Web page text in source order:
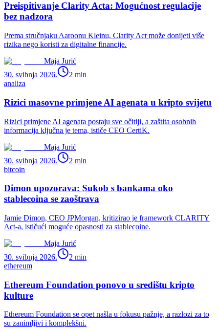
Preispitivanje Clarity Acta: Mogućnost regulacije
bez nadzora
Prema stručnjaku Aaroonu Kleinu, Clarity Act može donijeti više
rizika nego koristi za digitalne financije.
Maja Jurić
30. svibnja 2026.
2 min
analiza
Rizici masovne primjene AI agenata u kripto svijetu
Rizici primjene AI agenata postaju sve očitiji, a zaštita osobnih
informacija ključna je tema, ističe CEO CertiK.
Maja Jurić
30. svibnja 2026.
2 min
bitcoin
Dimon upozorava: Sukob s bankama oko
stablecoina se zaoštrava
Jamie Dimon, CEO JPMorgan, kritizirao je framework CLARITY
Act-a, ističući moguće opasnosti za stablecoine.
Maja Jurić
30. svibnja 2026.
2 min
ethereum
Ethereum Foundation ponovo u središtu kripto
kulture
Ethereum Foundation se opet našla u fokusu pažnje, a razlozi za to
su zanimljivi i komplekšni.